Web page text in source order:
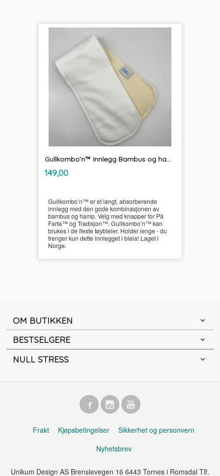
Gullkombo’n™ Innlegg Bambus og hamp UnikumBLEIA
Pris
149,00mva.
Gullkombo’n™ er et langt, absorberende
innlegg med den gode kombinasjonen av
bambus og hamp. Velg med knapper for På
Farta™ og Tradisjon™. Gullkombo’n™ kan
brukes i de fleste tøybleier. Holder lenge - du
trenger kun dette innlegget i bleia! Laget i
Norge.
OM BUTIKKEN
BESTSELGERE
NULL STRESS
Frakt Kjøpsbetingelser
Sikkerhet og personvern
Nyhetsbrev
Unikum Design AS Brenslevegen 16 6443 Tornes i Romsdal Tlf.